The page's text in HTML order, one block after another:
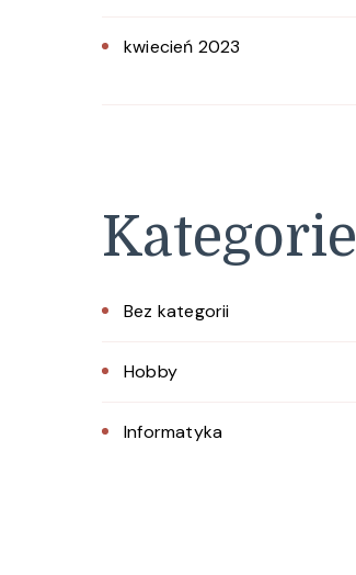
kwiecień 2023
Kategorie
Bez kategorii
Hobby
Informatyka